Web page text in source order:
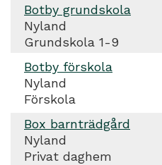
Botby grundskola
Nyland
Grundskola 1-9
Botby förskola
Nyland
Förskola
Box barnträdgård
Nyland
Privat daghem